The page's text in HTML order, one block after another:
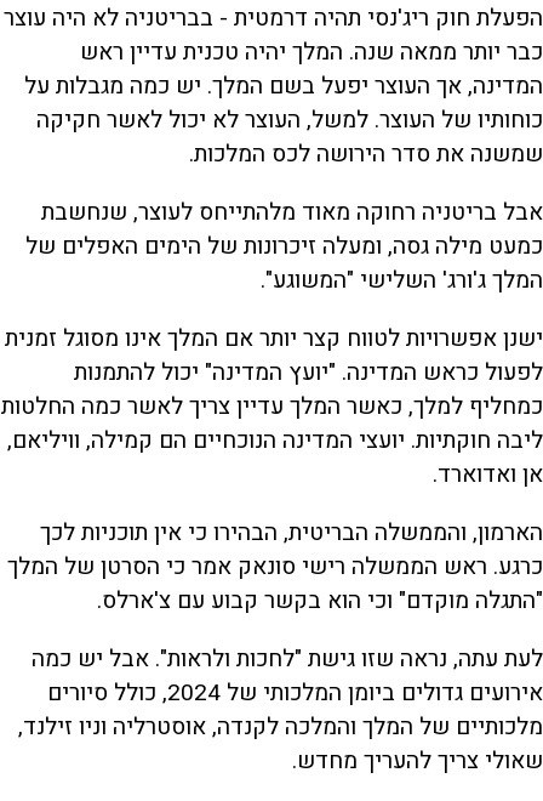
הפעלת חוק ריג'נסי תהיה דרמטית - בבריטניה לא היה עוצר
כבר יותר ממאה שנה. המלך יהיה טכנית עדיין ראש
המדינה, אך העוצר יפעל בשם המלך. יש כמה מגבלות על
כוחותיו של העוצר. למשל, העוצר לא יכול לאשר חקיקה
שמשנה את סדר הירושה לכס המלכות.
אבל בריטניה רחוקה מאוד מלהתייחס לעוצר, שנחשבת
כמעט מילה גסה, ומעלה זיכרונות של הימים האפלים של
המלך ג'ורג' השלישי "המשוגע".
ישנן אפשרויות לטווח קצר יותר אם המלך אינו מסוגל זמנית
לפעול כראש המדינה. "יועץ המדינה" יכול להתמנות
כמחליף למלך, כאשר המלך עדיין צריך לאשר כמה החלטות
ליבה חוקתיות. יועצי המדינה הנוכחיים הם קמילה, וויליאם,
אן ואדוארד.
הארמון, והממשלה הבריטית, הבהירו כי אין תוכניות לכך
כרגע. ראש הממשלה רישי סונאק אמר כי הסרטן של המלך
"התגלה מוקדם" וכי הוא בקשר קבוע עם צ'ארלס.
לעת עתה, נראה שזו גישת "לחכות ולראות". אבל יש כמה
אירועים גדולים ביומן המלכותי של 2024, כולל סיורים
מלכותיים של המלך והמלכה לקנדה, אוסטרליה וניו זילנד,
שאולי צריך להעריך מחדש.